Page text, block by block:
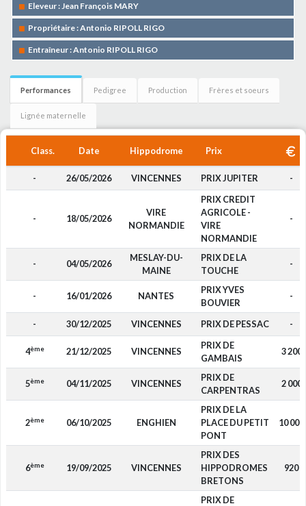
Eleveur : Jean François MARY
Propriétaire : Antonio RIPOLL RIGO
Entraîneur : Antonio RIPOLL RIGO
Performances Pedigree Production Frères et soeurs
Lignée maternelle
Class. Date Hippodrome Prix
- 26/05/2026 VINCENNES PRIX JUPITER -
- 18/05/2026
VIRE
NORMANDIE
PRIX CREDIT
AGRICOLE -
VIRE
NORMANDIE
-
- 04/05/2026
MESLAY-DU-
MAINE
PRIX DE LA
TOUCHE
-
- 16/01/2026 NANTES
PRIX YVES
BOUVIER
-
- 30/12/2025 VINCENNES PRIX DE PESSAC -
4ème 21/12/2025 VINCENNES
PRIX DE
GAMBAIS
3 200
5ème 04/11/2025 VINCENNES
PRIX DE
CARPENTRAS
2 000
2ème 06/10/2025 ENGHIEN
PRIX DE LA
PLACE DU PETIT
PONT
10 000
6ème 19/09/2025 VINCENNES
PRIX DES
HIPPODROMES
BRETONS
920
PRIX DE